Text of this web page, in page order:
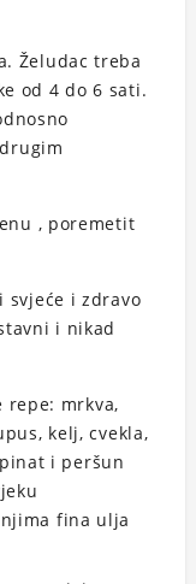
Želudac treba
od 4 do 6 sati.
, poremetit
svjeće i zdravo
i nikad
repe: mrkva,
kelj, cvekla,
i peršun
fina ulja